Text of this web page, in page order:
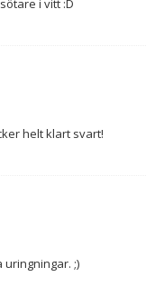
i vitt :D
helt klart svart!
uringningar. ;)